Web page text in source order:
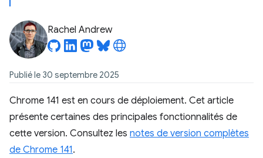
Rachel Andrew
Publié le 30 septembre 2025
Chrome 141 est en cours de déploiement. Cet article
présente certaines des principales fonctionnalités de
cette version. Consultez les notes de version complètes
de Chrome 141.